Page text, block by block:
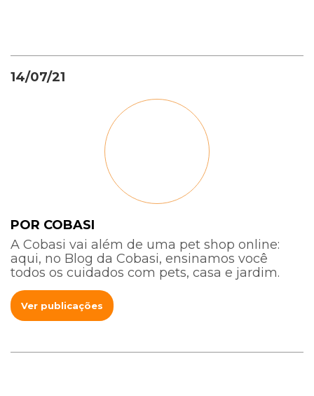
14/07/21
POR COBASI
A Cobasi vai além de uma pet shop online:
aqui, no Blog da Cobasi, ensinamos você
todos os cuidados com pets, casa e jardim.
Ver publicações